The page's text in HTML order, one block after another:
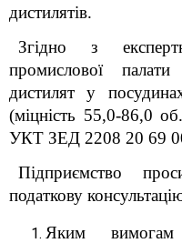
дистилятів.
Згідно з
промислової
дистилят у
(міцність 55,0-86,0
УКТ ЗЕД 2208 20 69
Підприємство
податкову
Яким вимогам